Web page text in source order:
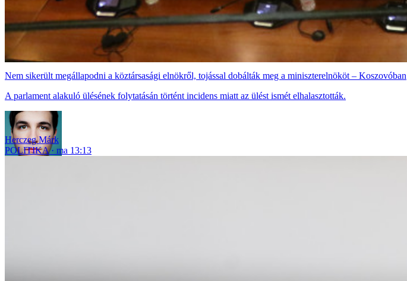
Nem sikerült megállapodni a köztársasági elnökről, tojással dobálták meg a miniszterelnököt – Koszovóban
A parlament alakuló ülésének folytatásán történt incidens miatt az ülést ismét elhalasztották.
Herczeg Márk
POLITIKA
ma 13:13